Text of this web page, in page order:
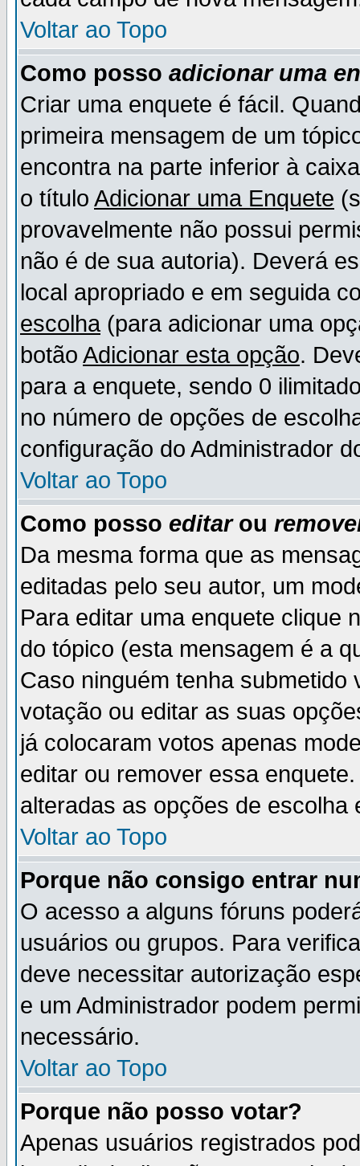
Voltar ao Topo
Como posso adicionar uma
Criar uma enquete é fácil.
primeira mensagem de um
encontra na parte inferior à
o título Adicionar uma Enquete
provavelmente não possui
não é de sua autoria). Deverá
local apropriado e em seguida
escolha (para adicionar uma
botão Adicionar esta opção.
para a enquete, sendo 0
no número de opções de
configuração do Administrador
Voltar ao Topo
Como posso editarou
Da mesma forma que as
editadas pelo seu autor, um
Para editar uma enquete clique
do tópico (esta mensagem é a
Caso ninguém tenha
votação ou editar as suas
já colocaram votos apenas
editar ou remover essa
alteradas as opções de escolha
Voltar ao Topo
Porque não consigo entrar
O acesso a alguns fóruns
usuários ou grupos. Para
deve necessitar autorização
e um Administrador podem
necessário.
Voltar ao Topo
Porque não posso votar?
Apenas usuários registrados